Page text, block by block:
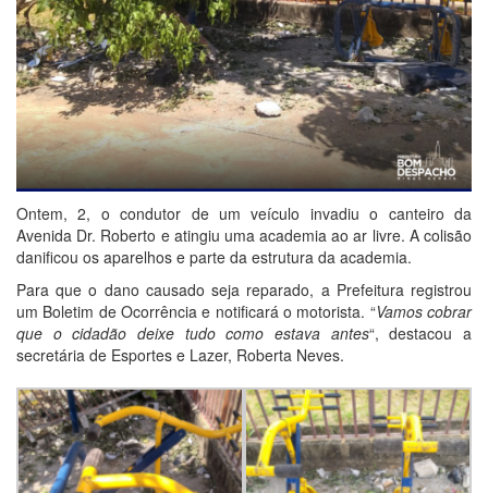
Ontem, 2, o condutor de um veículo invadiu o canteiro da
Avenida Dr. Roberto e atingiu uma academia ao ar livre. A colisão
danificou os aparelhos e parte da estrutura da academia.
Para que o dano causado seja reparado, a Prefeitura registrou
um Boletim de Ocorrência e notificará o motorista. “Vamos cobrar
que o cidadão deixe tudo como estava antes“, destacou a
secretária de Esportes e Lazer, Roberta Neves.